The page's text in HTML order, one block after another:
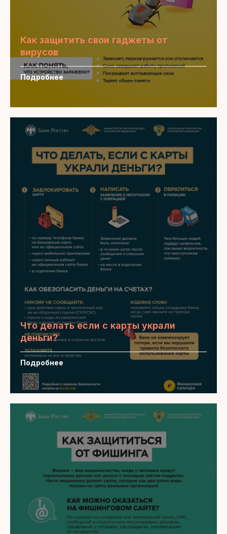
Как защитить свои гаджеты от
вирусов
Подробнее
Что делать если с карты украли
деньги?
Подробнее